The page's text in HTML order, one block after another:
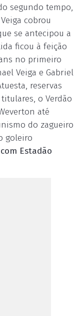
segundo tempo,
cobrou
se antecipou a
ficou à feição
no primeiro
Veiga e Gabriel
reservas
o Verdão
até
do zagueiro
goleiro
Estadão